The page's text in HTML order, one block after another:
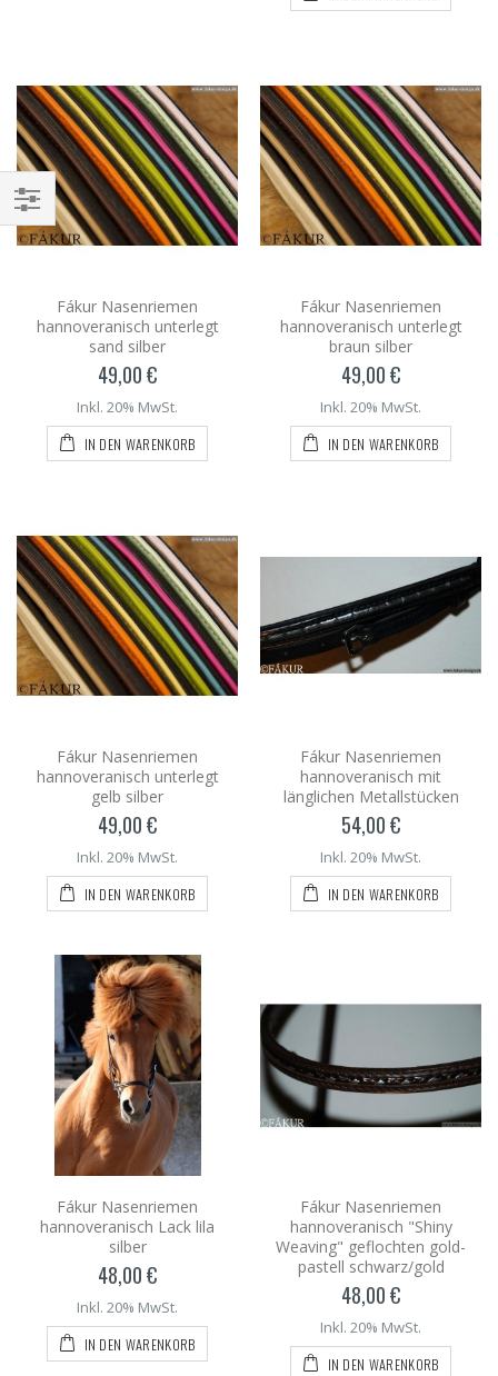
Fákur Nasenriemen
hannoveranisch unterlegt
sand silber
49,00 €
Inkl. 20% MwSt.
IN DEN WARENKORB
Fákur Nasenriemen
hannoveranisch unterlegt
braun silber
49,00 €
Inkl. 20% MwSt.
IN DEN WARENKORB
Fákur Nasenriemen
hannoveranisch unterlegt
gelb silber
49,00 €
Inkl. 20% MwSt.
IN DEN WARENKORB
Fákur Nasenriemen
hannoveranisch mit
länglichen Metallstücken
54,00 €
Inkl. 20% MwSt.
IN DEN WARENKORB
Fákur Nasenriemen
hannoveranisch Lack lila
silber
48,00 €
Inkl. 20% MwSt.
IN DEN WARENKORB
Fákur Nasenriemen
hannoveranisch "Shiny
Weaving" geflochten gold-
pastell schwarz/gold
48,00 €
Inkl. 20% MwSt.
IN DEN WARENKORB